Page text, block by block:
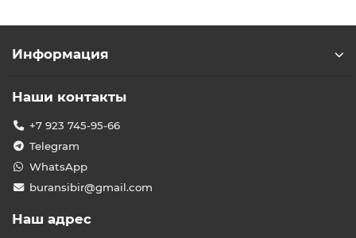
Информация
Наши контакты
+7 923 745-95-66
Telegram
WhatsApp
buransibir@gmail.com
Наш адрес